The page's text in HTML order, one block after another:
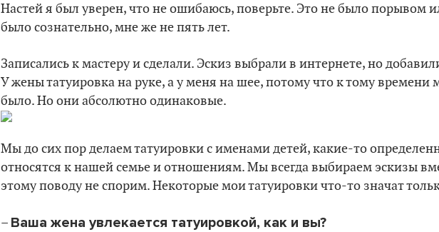
Настей я был уверен, что не ошибаюсь, поверьте. Это не было порывом
было сознательно, мне же не пять лет.
Записались к мастеру и сделали. Эскиз выбрали в интернете, но
У жены татуировка на руке, а у меня на шее, потому что к тому времени
было. Но они абсолютно одинаковые.
Мы до сих пор делаем татуировки с именами детей, какие-то
относятся к нашей семье и отношениям. Мы всегда выбираем эскизы
этому поводу не спорим. Некоторые мои татуировки что-то значат
– Ваша жена увлекается татуировкой, как и вы?